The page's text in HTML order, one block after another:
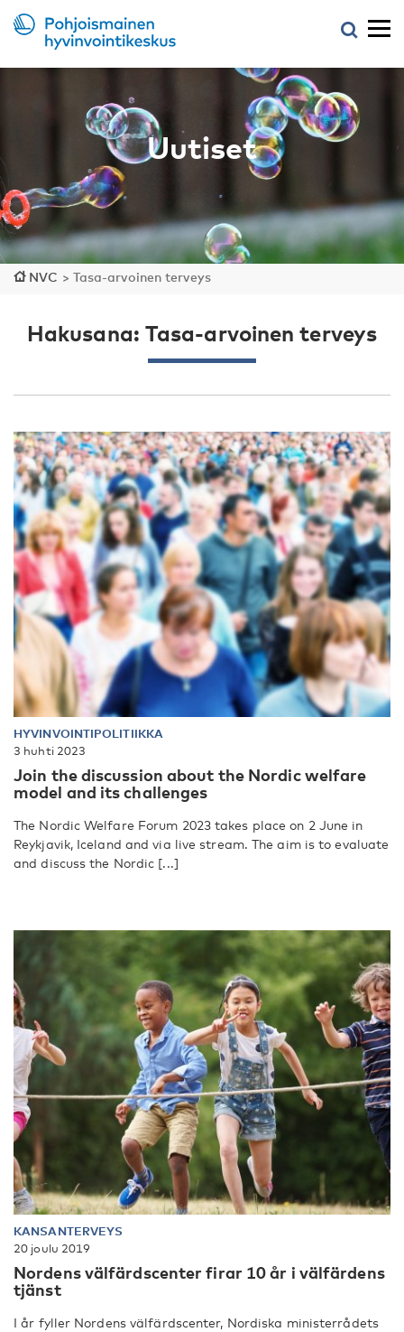
Uutiset
NVC > Tasa-arvoinen terveys
Hakusana: Tasa-arvoinen terveys
HYVINVOINTIPOLITIIKKA
3 huhti 2023
Join the discussion about the Nordic welfare
model and its challenges
The Nordic Welfare Forum 2023 takes place on 2 June in
Reykjavik, Iceland and via live stream. The aim is to evaluate
and discuss the Nordic [...]
KANSANTERVEYS
20 joulu 2019
Nordens välfärdscenter firar 10 år i välfärdens
tjänst
I år fyller Nordens välfärdscenter, Nordiska ministerrådets